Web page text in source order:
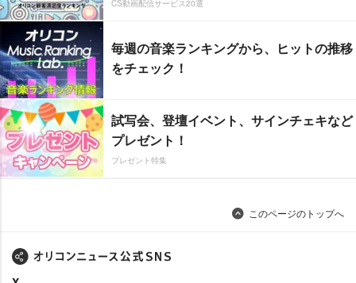
CS動画配信サービス20選
毎週の音楽ランキングから、ヒットの推移
をチェック！
試写会、登壇イベント、サインチェキなど
プレゼント！
プレゼント特集
このページのトップへ